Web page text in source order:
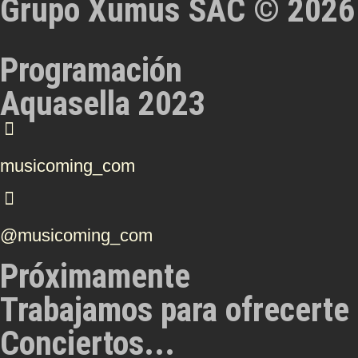
Grupo Xumus SAC © 2026
Programación
Aquasella 2023
musicoming_com
@musicoming_com
Próximamente
Trabajamos para
Conciertos...